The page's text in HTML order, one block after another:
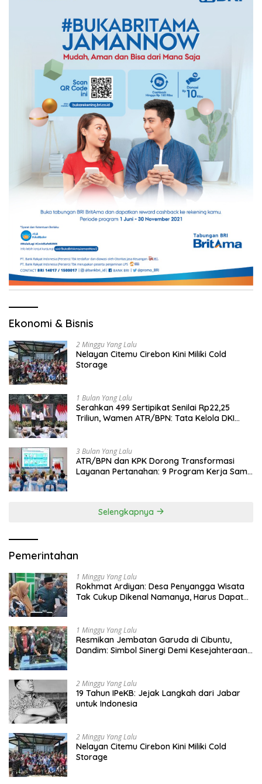
Ekonomi & Bisnis
2 Minggu Yang Lalu
Nelayan Citemu Cirebon Kini Miliki Cold
Storage
1 Bulan Yang Lalu
Serahkan 499 Sertipikat Senilai Rp22,25
Triliun, Wamen ATR/BPN: Tata Kelola DKI
3 Bulan Yang Lalu
ATR/BPN dan KPK Dorong Transformasi
Layanan Pertanahan: 9 Program Kerja Sama
Selengkapnya
Pemerintahan
1 Minggu Yang Lalu
Rokhmat Ardiyan: Desa Penyangga Wisata
Tak Cukup Dikenal Namanya, Harus Dapat
1 Minggu Yang Lalu
Resmikan Jembatan Garuda di Cibuntu,
Dandim: Simbol Sinergi Demi Kesejahteraan
2 Minggu Yang Lalu
19 Tahun IPeKB: Jejak Langkah dari Jabar
untuk Indonesia
2 Minggu Yang Lalu
Nelayan Citemu Cirebon Kini Miliki Cold
Storage